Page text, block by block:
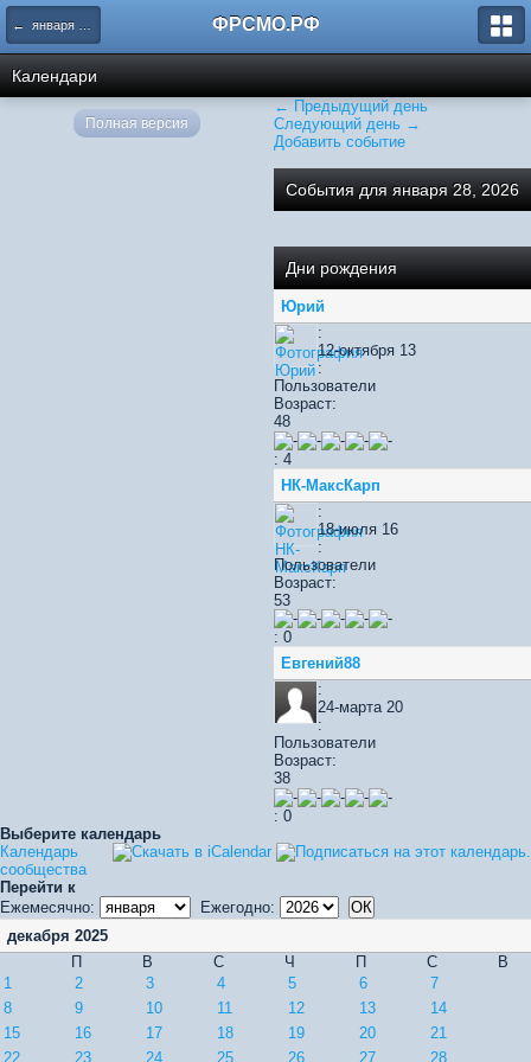
← января 2026 ФРСМО.РФ
Календари
← Предыдущий день
Следующий день →
Добавить событие
События для января 28, 2026
Дни рождения
Юрий
:
12-октября 13
:
Пользователи
Возраст:
48
: 4
НК-МаксКарп
:
18-июля 16
:
Пользователи
Возраст:
53
: 0
Евгений88
:
24-марта 20
:
Пользователи
Возраст:
38
: 0
Выберите календарь
Календарь
сообщества
Перейти к
Ежемесячно:
Ежегодно:
декабря 2025
П
В С Ч П С
В
1
2 3 4 5 6
7
8
9 10 11 12 13
14
15
16 17 18 19 20
21
22
23 24 25 26 27 28
Полная версия